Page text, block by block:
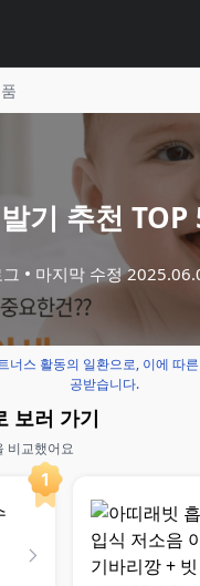
기 추천 TOP
마지막 수정
너스 활동의 일환으로, 이에 따
공받습니다.
보러 가기
비교했어요